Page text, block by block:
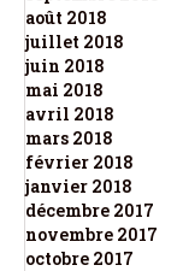
août 2018
juillet 2018
juin 2018
mai 2018
avril 2018
mars 2018
février 2018
janvier 2018
décembre 2017
novembre 2017
octobre 2017